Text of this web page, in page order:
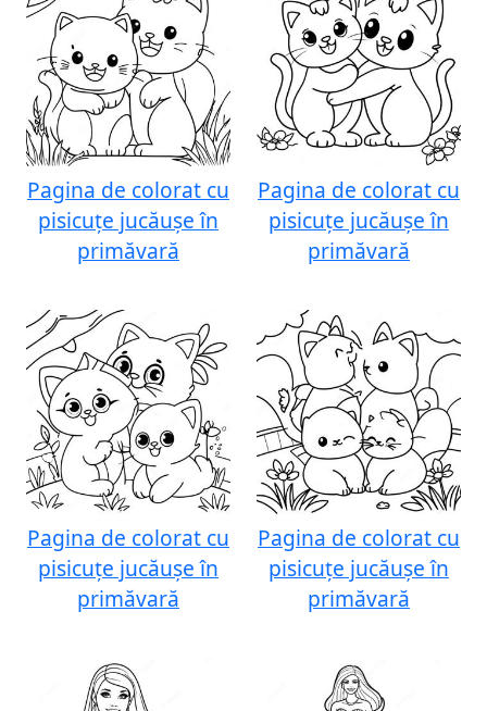
Pagina de colorat cu
pisicuțe jucăușe în
primăvară
Pagina de colorat cu
pisicuțe jucăușe în
primăvară
Pagina de colorat cu
pisicuțe jucăușe în
primăvară
Pagina de colorat cu
pisicuțe jucăușe în
primăvară